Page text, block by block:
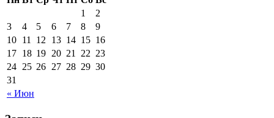
« Июн
1
2
3
4 5 6 7 8
9
10 11 12 13 14 15 16
17 18 19 20 21 22 23
24 25 26 27 28 29 30
31